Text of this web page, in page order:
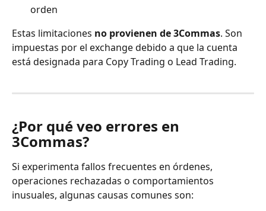
orden
Estas limitaciones no provienen de 3Commas. Son
impuestas por el exchange debido a que la cuenta
está designada para Copy Trading o Lead Trading.
¿Por qué veo errores en
3Commas?
Si experimenta fallos frecuentes en órdenes,
operaciones rechazadas o comportamientos
inusuales, algunas causas comunes son: